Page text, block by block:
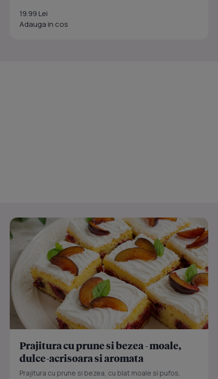
19.99 Lei
Adauga in cos
Prajitura cu prune si bezea - moale,
dulce-acrisoara si aromata
Prajitura cu prune si bezea, cu blat moale si pufos,